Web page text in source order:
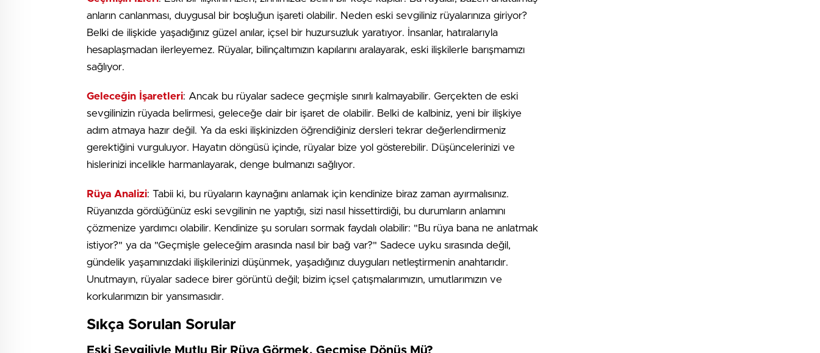
anların canlanması, duygusal bir boşluğun işareti olabilir. Neden eski sevgiliniz rüyalarınıza giriyor?
Belki de ilişkide yaşadığınız güzel anılar, içsel bir huzursuzluk yaratıyor. İnsanlar, hatıralarıyla
hesaplaşmadan ilerleyemez. Rüyalar, bilinçaltımızın kapılarını aralayarak, eski ilişkilerle barışmamızı
sağlıyor.
Geleceğin İşaretleri: Ancak bu rüyalar sadece geçmişle sınırlı kalmayabilir. Gerçekten de eski
sevgilinizin rüyada belirmesi, geleceğe dair bir işaret de olabilir. Belki de kalbiniz, yeni bir ilişkiye
adım atmaya hazır değil. Ya da eski ilişkinizden öğrendiğiniz dersleri tekrar değerlendirmeniz
gerektiğini vurguluyor. Hayatın döngüsü içinde, rüyalar bize yol gösterebilir. Düşüncelerinizi ve
hislerinizi incelikle harmanlayarak, denge bulmanızı sağlıyor.
Rüya Analizi: Tabii ki, bu rüyaların kaynağını anlamak için kendinize biraz zaman ayırmalısınız.
Rüyanızda gördüğünüz eski sevgilinin ne yaptığı, sizi nasıl hissettirdiği, bu durumların anlamını
çözmenize yardımcı olabilir. Kendinize şu soruları sormak faydalı olabilir: "Bu rüya bana ne anlatmak
istiyor?" ya da "Geçmişle geleceğim arasında nasıl bir bağ var?" Sadece uyku sırasında değil,
gündelik yaşamınızdaki ilişkilerinizi düşünmek, yaşadığınız duyguları netleştirmenin anahtarıdır.
Unutmayın, rüyalar sadece birer görüntü değil; bizim içsel çatışmalarımızın, umutlarımızın ve
korkularımızın bir yansımasıdır.
Sıkça Sorulan Sorular
Eski Sevgiliyle Mutlu Bir Rüya Görmek, Geçmişe Dönüş Mü?